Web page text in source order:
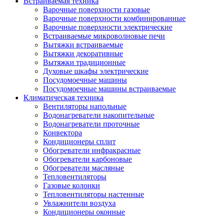
Варочные поверхности газовые
Варочные поверхности комбинированные
Варочные поверхности электрические
Встраиваемые микроволновые печи
Вытяжки встраиваемые
Вытяжки декоративные
Вытяжки традиционные
Духовые шкафы электрические
Посудомоечные машины
Посудомоечные машины встраиваемые
Климатическая техника
Вентиляторы напольные
Водонагреватели накопительные
Водонагреватели проточные
Конвектора
Кондиционеры сплит
Обогреватели инфракрасные
Обогреватели карбоновые
Обогреватели масляные
Тепловентиляторы
Газовые колонки
Тепловентиляторы настенные
Увлажнители воздуха
Кондиционеры оконные